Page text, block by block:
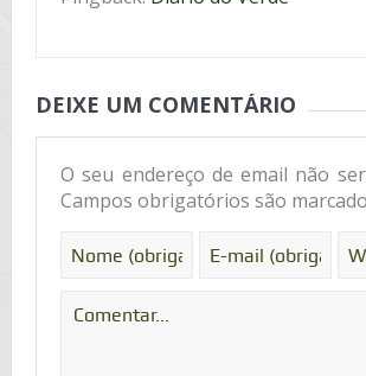
DEIXE UM COMENTÁRIO
O seu endereço de email não
Campos obrigatórios são